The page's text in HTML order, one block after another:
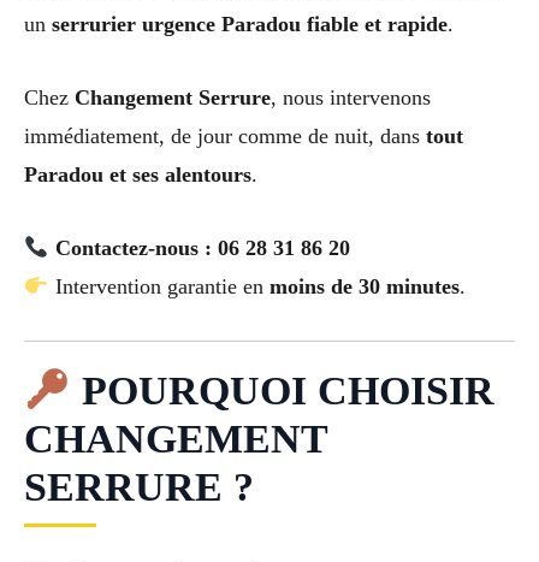
un serrurier urgence Paradou fiable et rapide.
Chez Changement Serrure, nous intervenons
immédiatement, de jour comme de nuit, dans tout
Paradou et ses alentours.
Contactez-nous : 06 28 31 86 20
Intervention garantie en moins de 30 minutes.
POURQUOI CHOISIR
CHANGEMENT
SERRURE ?